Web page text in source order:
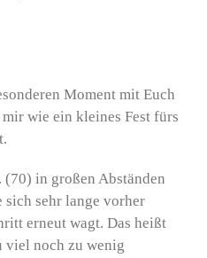
Moment mit Euch
wie ein kleines Fest fürs
(70) in großen Abständen
sich sehr lange vorher
erneut wagt. Das heißt
viel noch zu wenig